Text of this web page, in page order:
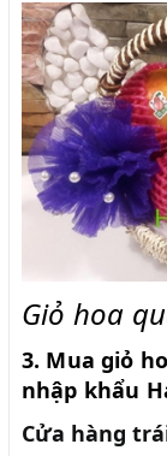
Giỏ hoa
3. Mua giỏ
nhập khẩu
Cửa hàng